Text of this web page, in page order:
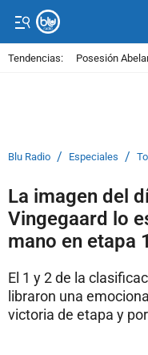
Tendencias: Posesión
Blu Radio / Especiales /
La imagen del
Vingegaard lo
mano en etapa
El 1 y 2 de la
libraron una
victoria de etapa y